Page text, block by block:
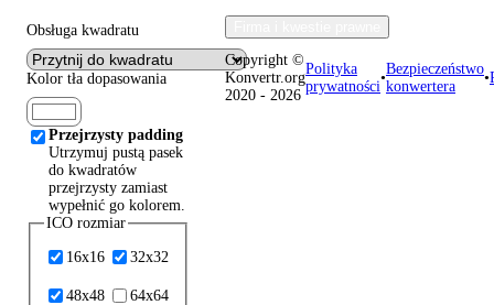
Obsługa kwadratu
Kolor tła dopasowania
Przejrzysty padding
Utrzymuj pustą pasek
do kwadratów
przejrzysty zamiast
wypełnić go kolorem.
ICO rozmiar
16x16 32x32
48x48 64x64
Copyright ©
Konvertr.org
2020 - 2026
Polityka
prywatności
•
Bezpieczeństwo
konwertera
•